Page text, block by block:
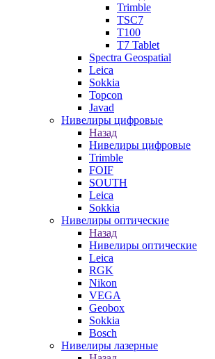
Trimble
TSC7
T100
T7 Tablet
Spectra Geospatial
Leica
Sokkia
Topcon
Javad
Нивелиры цифровые
Назад
Нивелиры цифровые
Trimble
FOIF
SOUTH
Leica
Sokkia
Нивелиры оптические
Назад
Нивелиры оптические
Leica
RGK
Nikon
VEGA
Geobox
Sokkia
Bosch
Нивелиры лазерные